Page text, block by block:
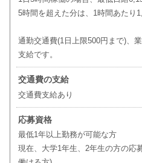
5時間を超えた分は、1時間あたり
通勤交通費(1日上限500円まで)、
支給です。
交通費の支給
交通費支給あり
応募資格
最低1年以上勤務が可能な方
現在、大学1年生、2年生の方の応